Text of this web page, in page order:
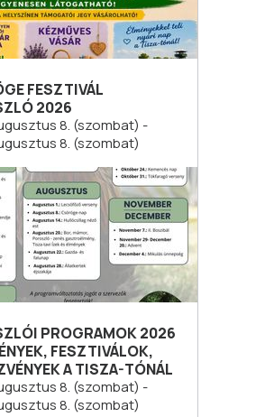
FESZTIVÁL
2026
8. (szombat) -
8. (szombat)
PROGRAMOK 2026
FESZTIVÁLOK,
A TISZA-TÓNÁL
8. (szombat) -
8. (szombat)